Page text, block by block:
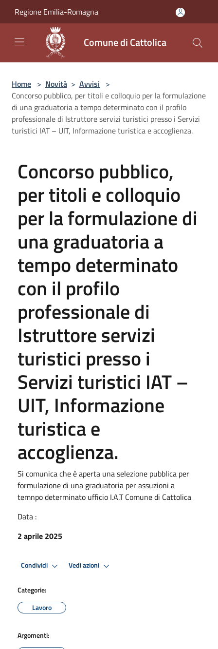
Regione Emilia-Romagna
Comune di Cattolica
Home > Novità > Avvisi >
Concorso pubblico, per titoli e colloquio per la formulazione
di una graduatoria a tempo determinato con il profilo
professionale di Istruttore servizi turistici presso i Servizi
turistici IAT – UIT, Informazione turistica e accoglienza.
Concorso pubblico,
per titoli e colloquio
per la formulazione di
una graduatoria a
tempo determinato
con il profilo
professionale di
Istruttore servizi
turistici presso i
Servizi turistici IAT –
UIT, Informazione
turistica e
accoglienza.
Si comunica che è aperta una selezione pubblica per
formulazione di una graduatoria per assuzioni a
temnpo determinato ufficio I.A.T Comune di Cattolica
Data :
2 aprile 2025
Condividi Vedi azioni
Categorie:
Lavoro
Argomenti: